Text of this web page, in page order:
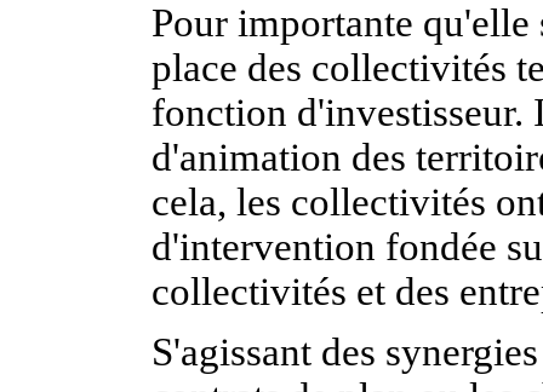
Pour importante
place des collectivités
fonction d'investisseur.
d'animation des
cela, les collectivités
d'intervention fondée
collectivités et des
S'agissant des